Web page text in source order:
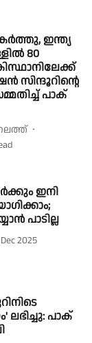
ഇന്ത്യ
80
സിന്ദൂറിൻ്റെ
പാക്
ഇനി
പാടില്ല
2025
പാക്